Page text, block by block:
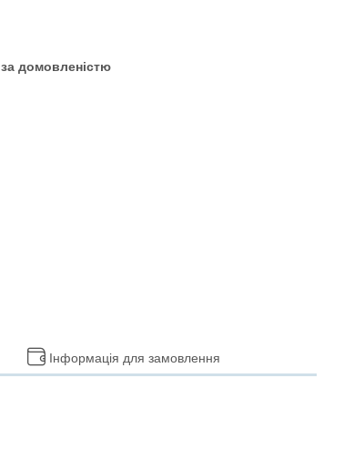
за домовленістю
Інформація для замовлення